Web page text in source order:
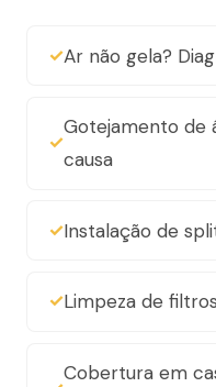
Ar não gela?
Gotejamento de
causa
Instalação de
Limpeza de
Cobertura em